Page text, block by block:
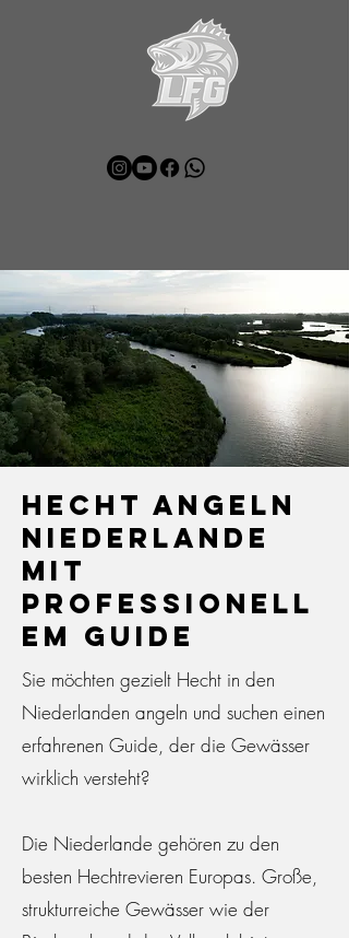
Hecht Angeln
Niederlande
mit
professionell
em Guide
Sie möchten gezielt Hecht in den
Niederlanden angeln und suchen einen
erfahrenen Guide, der die Gewässer
wirklich versteht?
Die Niederlande gehören zu den
besten Hechtrevieren Europas. Große,
strukturreiche Gewässer wie der